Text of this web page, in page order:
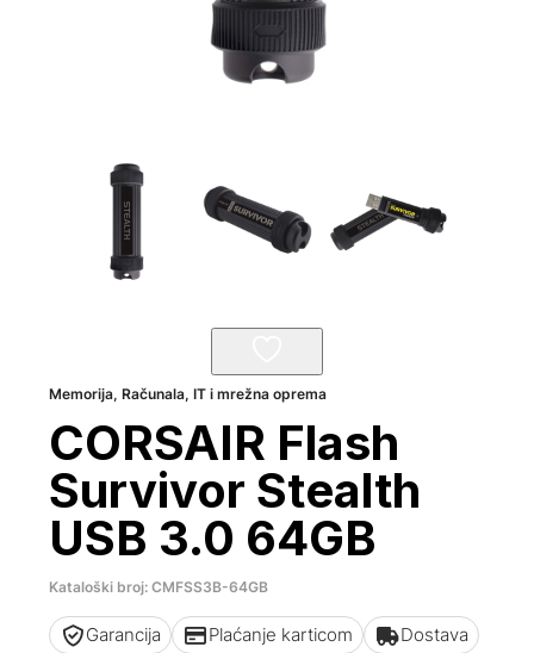
Memorija,Računala, IT i mrežna oprema
CORSAIR Flash
Survivor Stealth
USB 3.0 64GB
Kataloški broj: CMFSS3B-64GB
Garancija Plaćanje karticom
Dostava